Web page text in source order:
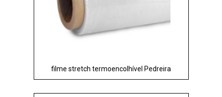
filme stretch termoencolhível Pedreira